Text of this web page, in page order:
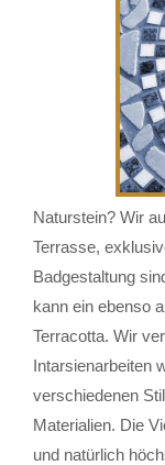
Naturstein? Wir
Terrasse,
Badgestaltung
kann ein ebenso
Terracotta. Wir
Intarsienarbeiten
verschiedenen
Materialien. Die
und natürlich